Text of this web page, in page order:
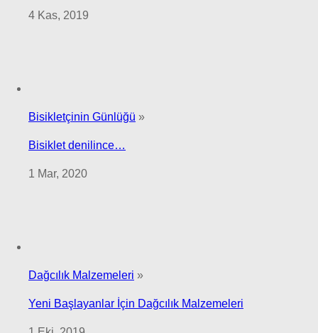
4 Kas, 2019
Bisikletçinin Günlüğü »
Bisiklet denilince…
1 Mar, 2020
Dağcılık Malzemeleri »
Yeni Başlayanlar İçin Dağcılık Malzemeleri